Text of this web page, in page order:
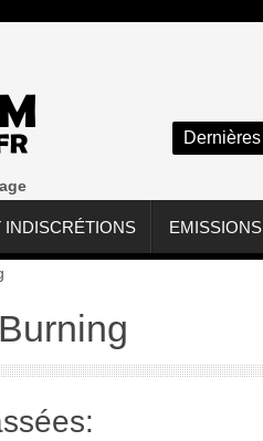
INDISCRÉTIONS